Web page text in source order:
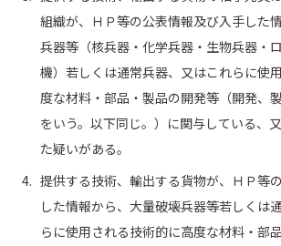
組織が、ＨＰ等の公表情報及び入手した
兵器等（核兵器・化学兵器・生物兵器・
機）若しくは通常兵器、又はこれらに使
度な材料・部品・製品の開発等（開発、
をいう。以下同じ。）に関与している、
た疑いがある。
提供する技術、輸出する貨物が、ＨＰ等
した情報から、大量破壊兵器等若しくは
らに使用される技術的に高度な材料・部